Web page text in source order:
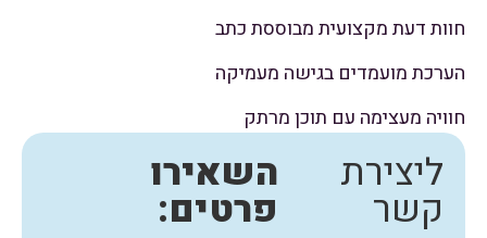
חוות דעת מקצועית מבוססת כתב
הערכת מועמדים בגישה מעמיקה
חוויה מעצימה עם תוכן מרתק
ליצירת
קשר
השאירו
פרטים: